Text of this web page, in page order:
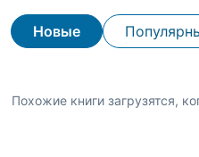
Новые
Похожие книги загрузятся,